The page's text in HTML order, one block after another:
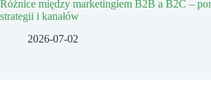
Różnice między marketingiem B2B a B2C –
strategii i kanałów
2026-07-02